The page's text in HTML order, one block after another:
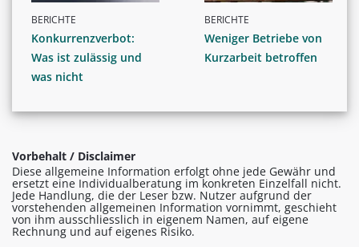
BERICHTE
Konkurrenzverbot:
Was ist zulässig und
was nicht
BERICHTE
Weniger Betriebe von
Kurzarbeit betroffen
Vorbehalt / Disclaimer
Diese allgemeine Information erfolgt ohne jede Gewähr und
ersetzt eine Individualberatung im konkreten Einzelfall nicht.
Jede Handlung, die der Leser bzw. Nutzer aufgrund der
vorstehenden allgemeinen Information vornimmt, geschieht
von ihm ausschliesslich in eigenem Namen, auf eigene
Rechnung und auf eigenes Risiko.